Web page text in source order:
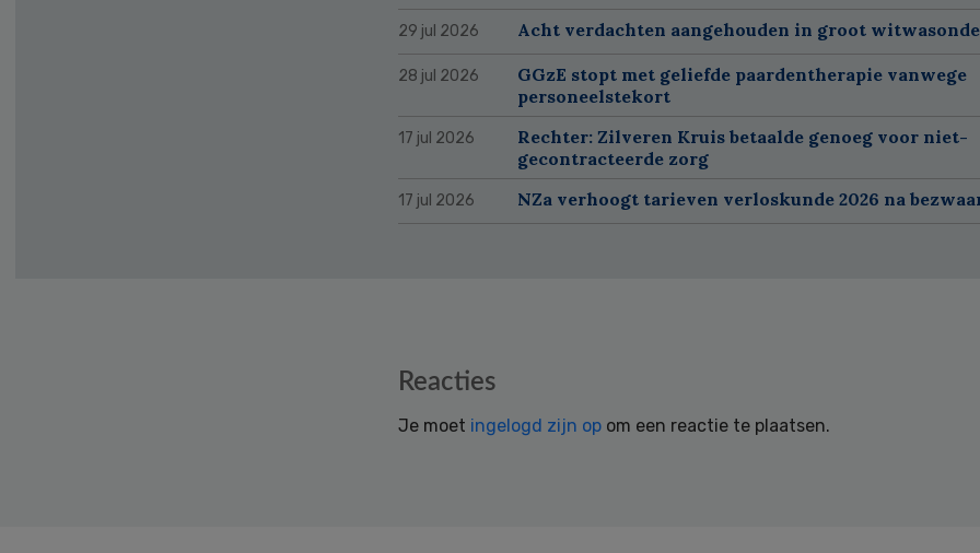
29 jul 2026 Acht verdachten aangehouden in groot
28 jul 2026
GGzE stopt met geliefde paardentherapie vanwege
personeelstekort
17 jul 2026
Rechter: Zilveren Kruis betaalde genoeg voor niet-
gecontracteerde zorg
17 jul 2026 NZa verhoogt tarieven verloskunde 2026 na
Reacties
Je moet ingelogd zijn op om een reactie te plaatsen.